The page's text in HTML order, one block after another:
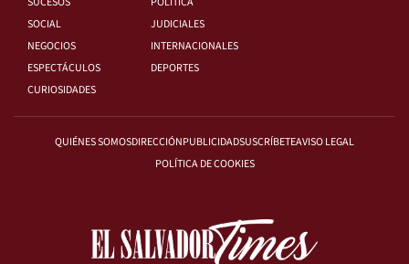
SOCIAL
JUDICIALES
NEGOCIOS
INTERNACIONALES
ESPECTÁCULOS
DEPORTES
CURIOSIDADES
QUIÉNES SOMOSDIRECCIÓNPUBLICIDADSUSCRÍBETEAVISO LEGAL
POLÍTICA DE COOKIES